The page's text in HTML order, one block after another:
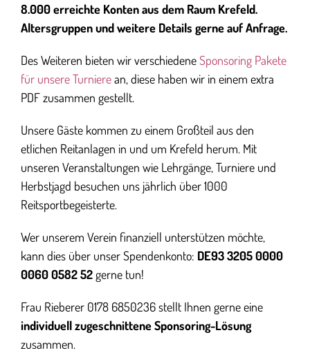
8.000 erreichte Konten aus dem Raum Krefeld.
Altersgruppen und weitere Details gerne auf Anfrage.
Des Weiteren bieten wir verschiedeneSponsoring Pakete
für unsere Turnierean, diese haben wir in einem extra
PDF zusammen gestellt.
Unsere Gäste kommen zu einem Großteil aus den
etlichen Reitanlagen in und um Krefeld herum. Mit
unseren Veranstaltungen wie Lehrgänge, Turniere und
Herbstjagd besuchen uns jährlich über 1000
Reitsportbegeisterte.
Wer unserem Verein finanziell unterstützen möchte,
kann dies über unser Spendenkonto: DE93 3205 0000
0060 0582 52gerne tun!
Frau Rieberer 0178 6850236 stellt Ihnen gerne eine
individuell zugeschnittene Sponsoring-Lösung
zusammen.